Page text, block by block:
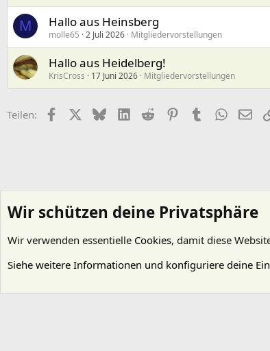
M Hallo aus Heinsberg
molle65 2 Juli 2026 Mitgliedervorstellungen
Hallo aus Heidelberg!
KrisCross 17 Juni 2026 Mitgliedervorstellungen
Teilen: FacebookX (Twitter)
BlueskyLinkedIn
Reddit PinterestTumblr E-
Mitgliedervorstellungen
Wir schützen deine Privatsphäre
Wir verwenden essentielle Cookies, damit diese
Siehe weitere Informationen und konfiguriere deine